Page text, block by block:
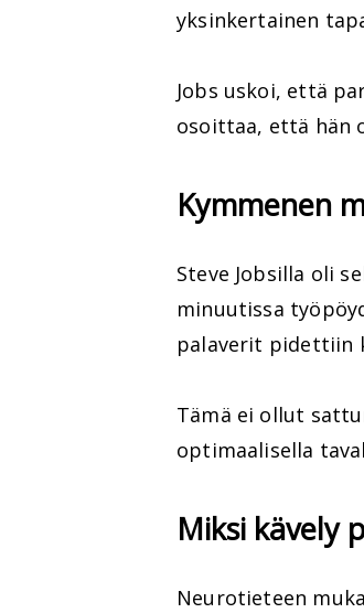
yksinkertainen
Jobs uskoi, että
osoittaa, että hän
Kymmenen
Steve Jobsilla oli
minuutissa
palaverit pidettiin
Tämä ei ollut
optimaalisella
Miksi kävely
Neurotieteen